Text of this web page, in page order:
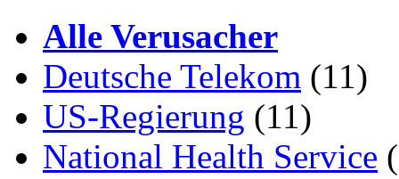
Alle Verusacher
Deutsche Telekom (11)
US-Regierung (11)
National Health Service